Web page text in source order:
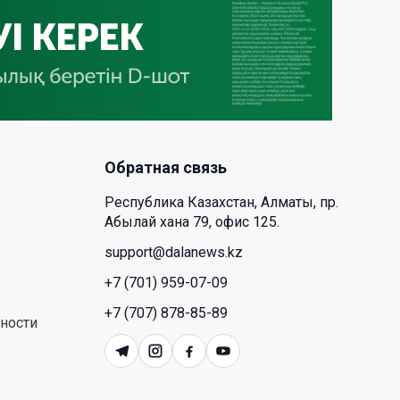
деревообрабатывающего парка
полного цикла «EcoForest»
Июль и август — непростое
время для аллергиков. Как
действительно легче дышать
29 Июл. 2026 12:18
HONOR расширяет стратегию
бизнеса и переходит к развитию
экосистемы устройств с
искусственным интеллектом
28 Июл. 2026 10:39
Обратная связь
Республика Казахстан, Алматы, пр.
Абылай хана 79, офис 125.
support@dalanews.kz
+7 (701) 959-07-09
+7 (707) 878-85-89